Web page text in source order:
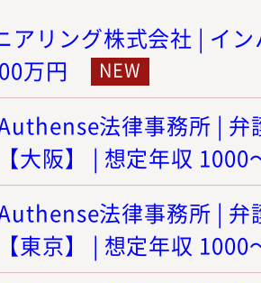
アリング株式会社 | イ
万円
法律事務所 | 弁
大阪】 | 想定年収 1000
法律事務所 | 弁
東京】 | 想定年収 1000